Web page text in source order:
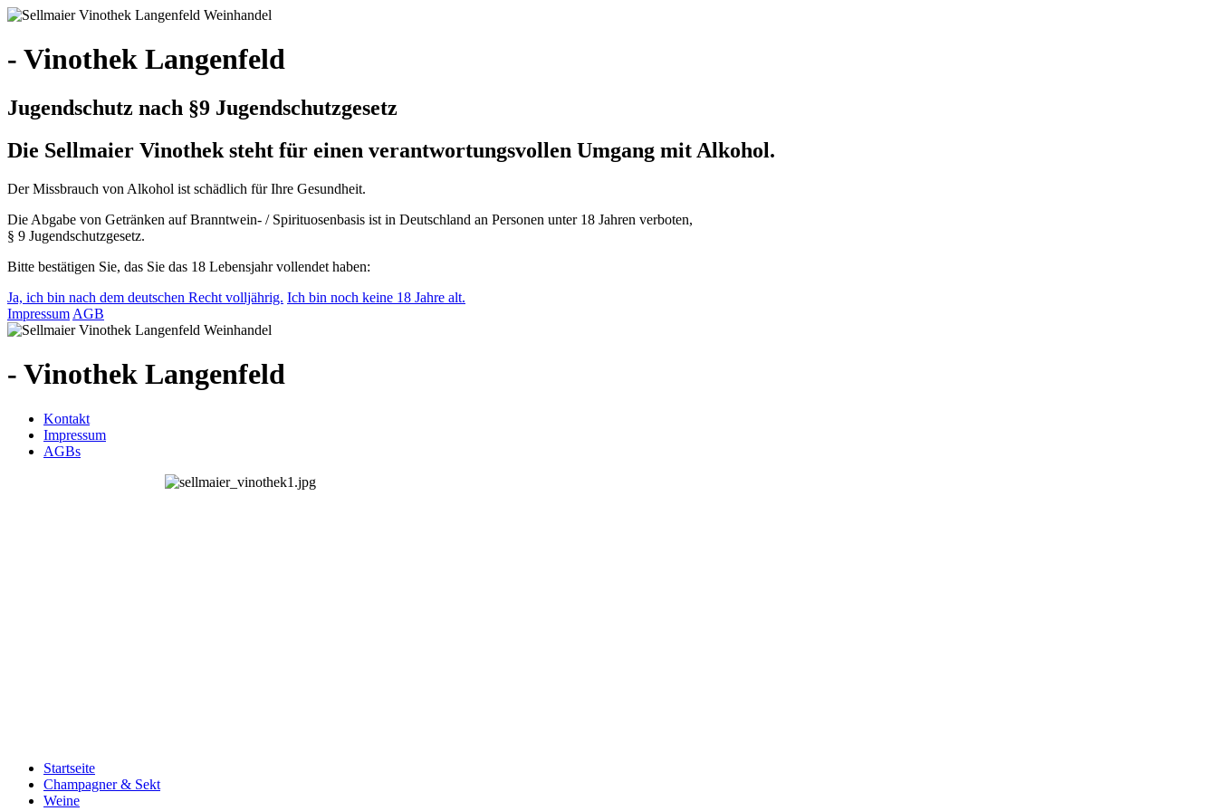
- Vinothek Langenfeld
Jugendschutz nach §9 Jugendschutzgesetz
Die Sellmaier Vinothek steht für einen verantwortungsvollen Umgang mit Alkohol.
Der Missbrauch von Alkohol ist schädlich für Ihre Gesundheit.
Die Abgabe von Getränken auf Branntwein- / Spirituosenbasis ist in Deutschland an Personen unter 18 Jahren verboten,
§ 9 Jugendschutzgesetz.
Bitte bestätigen Sie, das Sie das 18 Lebensjahr vollendet haben:
Ja, ich bin nach dem deutschen Recht volljährig. Ich bin noch keine 18 Jahre alt.
Impressum AGB
- Vinothek Langenfeld
Kontakt
Impressum
AGBs
Startseite
Champagner & Sekt
Weine